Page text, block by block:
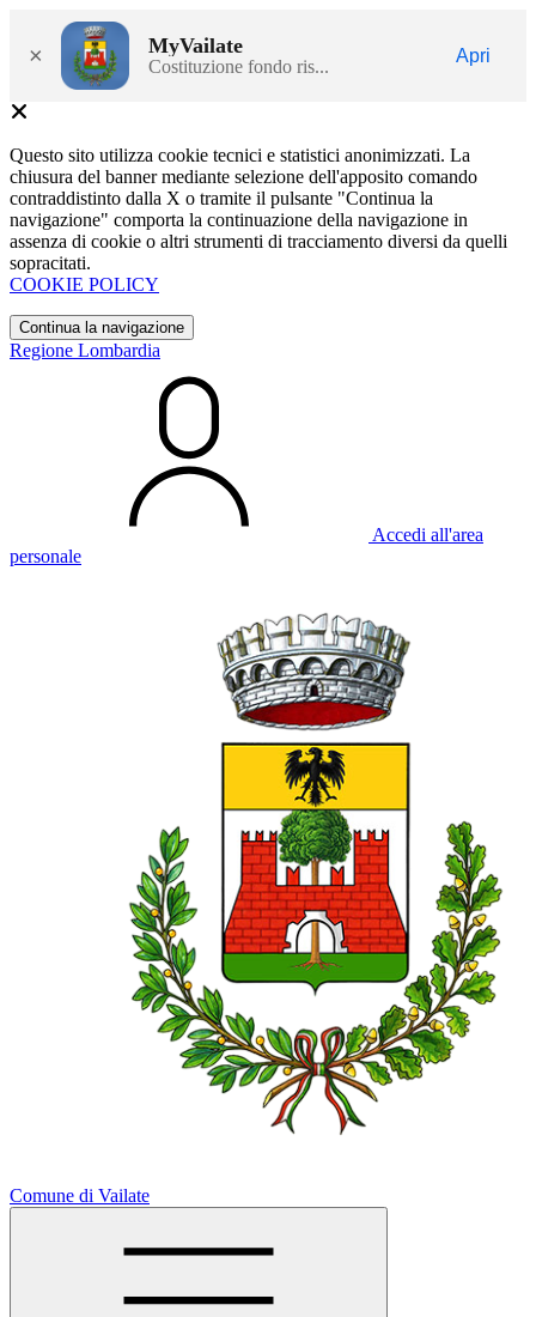
× MyVailate
Costituzione fondo ris...
Apri
Questo sito utilizza cookie tecnici e statistici anonimizzati. La
chiusura del banner mediante selezione dell'apposito comando
contraddistinto dalla X o tramite il pulsante "Continua la
navigazione" comporta la continuazione della navigazione in
assenza di cookie o altri strumenti di tracciamento diversi da quelli
sopracitati.
COOKIE POLICY
Continua la navigazione
Regione Lombardia
Accedi all'area
personale
Comune di Vailate